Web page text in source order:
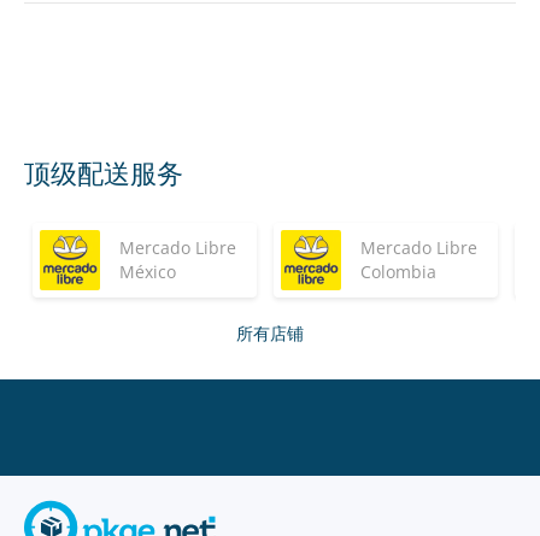
顶级配送服务
Mercado Libre
México
Mercado Libre
Colombia
所有店铺